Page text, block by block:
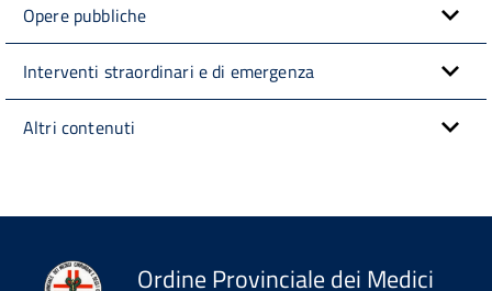
Opere pubbliche
Interventi straordinari e di emergenza
Altri contenuti
Ordine Provinciale dei Medici